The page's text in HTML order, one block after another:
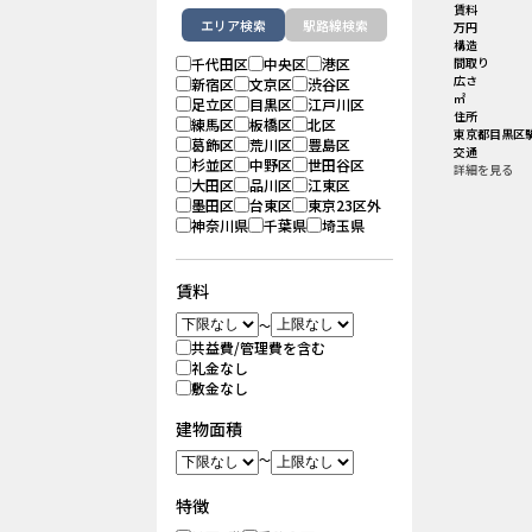
エリア検索 駅路線検索
千代田区 中央区
港区
新宿区
文京区
渋谷区
足立区
目黒区
江戸川区
練馬区
板橋区
北区
葛飾区
荒川区
豊島区
杉並区
中野区
世田谷区
大田区
品川区
江東区
墨田区
台東区
東京23区外
神奈川県
千葉県 埼玉県
賃料
～
共益費/管理費を含む
礼金なし
敷金なし
建物面積
～
特徴
賃料
万円
構造
間取り
広さ
㎡
住所
東京都目黒区
交通
詳細を見る